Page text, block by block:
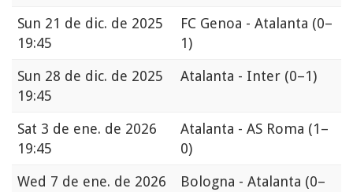
Sun 21 de dic. de 2025
19:45
FC Genoa - Atalanta (0–
1)
Sun 28 de dic. de 2025
19:45
Atalanta - Inter (0–1)
Sat 3 de ene. de 2026
19:45
Atalanta - AS Roma (1–
0)
Wed 7 de ene. de 2026 Bologna - Atalanta (0–